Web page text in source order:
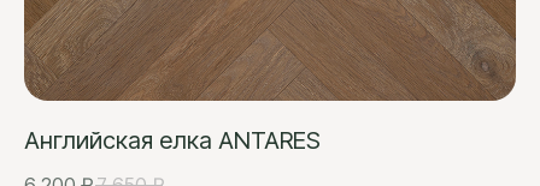
Английская елка ANTARES